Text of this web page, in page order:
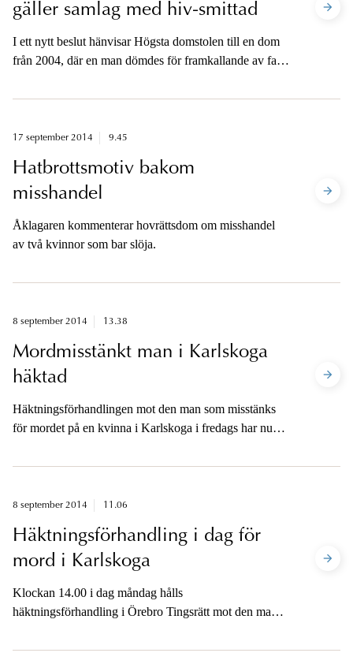
gäller samlag med hiv-smittad
I ett nytt beslut hänvisar Högsta domstolen till en dom
från 2004, där en man dömdes för framkallande av fara
17 september 2014 9.45
Hatbrottsmotiv bakom
misshandel
Åklagaren kommenterar hovrättsdom om misshandel
av två kvinnor som bar slöja.
8 september 2014 13.38
Mordmisstänkt man i Karlskoga
häktad
Häktningsförhandlingen mot den man som misstänks
för mordet på en kvinna i Karlskoga i fredags har nu
8 september 2014 11.06
Häktningsförhandling i dag för
mord i Karlskoga
Klockan 14.00 i dag måndag hålls
häktningsförhandling i Örebro Tingsrätt mot den man
misstänkt för mordet på en kvinna i en lägenhet i